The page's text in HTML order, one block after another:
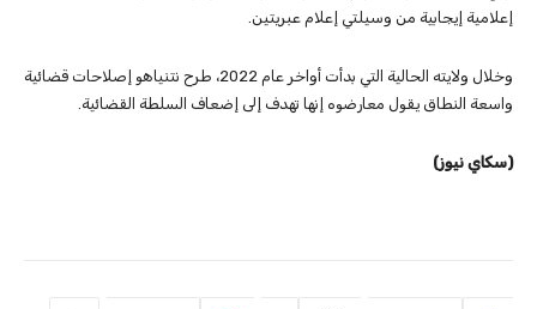
إعلامية إيجابية من وسيلتي إعلام عبريتين.
وخلال ولايته الحالية التي بدأت أواخر عام 2022، طرح نتنياهو إصلاحات قضائية
واسعة النطاق يقول معارضوه إنها تهدف إلى إضعاف السلطة القضائية.
(سكاي نيوز)